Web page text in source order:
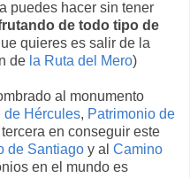
puedes hacer sin tener
de todo tipo de
quieres es salir de la
de la Ruta del Mero)
al monumento
de Hércules, Patrimonio de
en conseguir este
de Santiago y al Camino
en el mundo es